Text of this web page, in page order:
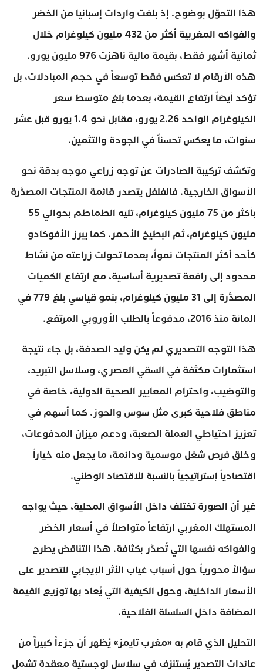
هذا التحوّل بوضوح. إذ بلغت واردات إسبانيا من الخضر
والفواكه المغربية أكثر من 432 مليون كيلوغرام خلال
ثمانية أشهر فقط، بقيمة مالية ناهزت 976 مليون يورو.
هذه الأرقام لا تعكس فقط توسعاً في حجم المبادلات، بل
تؤكد أيضاً ارتفاع القيمة، بعدما بلغ متوسط سعر
الكيلوغرام الواحد 2.26 يورو، مقابل نحو 1.4 يورو قبل عشر
سنوات، ما يعكس تحسناً في الجودة والتثمين.
وتكشف تركيبة الصادرات عن توجه زراعي موجه بدقة نحو
الأسواق الخارجية. فالفلفل يتصدر قائمة المنتجات المصدَّرة
بأكثر من 75 مليون كيلوغرام، تليه الطماطم بحوالي 55
مليون كيلوغرام، ثم البطيخ الأحمر. كما يبرز الأفوكادو
كأحد أكثر المنتجات نمواً، بعدما تحولت زراعته من نشاط
محدود إلى رافعة تصديرية أساسية، مع ارتفاع الكميات
المصدَّرة إلى 31 مليون كيلوغرام، بنمو قياسي بلغ 779 في
المائة منذ 2016، مدفوعاً بالطلب الأوروبي المرتفع.
هذا التوجه التصديري لم يكن وليد الصدفة، بل جاء نتيجة
استثمارات مكثفة في السقي العصري، وسلاسل التبريد،
والتوضيب، واحترام المعايير الصحية الدولية، خاصة في
مناطق فلاحية كبرى مثل سوس والحوز. كما أسهم في
تعزيز احتياطي العملة الصعبة، ودعم ميزان المدفوعات،
وخلق فرص شغل موسمية ودائمة، ما يجعل منه خياراً
اقتصادياً إستراتيجياً بالنسبة للاقتصاد الوطني.
غير أن الصورة تختلف داخل الأسواق المحلية، حيث يواجه
المستهلك المغربي ارتفاعاً متواصلاً في أسعار الخضر
والفواكه نفسها التي تُصدَّر بكثافة. هذا التناقض يطرح
سؤالاً محورياً حول أسباب غياب الأثر الإيجابي للتصدير على
الأسعار الداخلية، وحول الكيفية التي يُعاد بها توزيع القيمة
المضافة داخل السلسلة الفلاحية.
التحليل الذي قام به «مغرب تايمز» يُظهر أن جزءاً كبيراً من
عائدات التصدير يُستنزف في سلاسل لوجستية معقدة تشمل